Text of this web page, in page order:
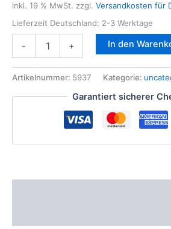
inkl. 19 % MwSt. zzgl. Versandkosten für
Lieferzeit Deutschland: 2-3 Werktage
-
Wagenheberaufnahme
BMW
E61
F10
+ In den
Artikelnummer: 5937 Kategorie:
Garantiert sicherer